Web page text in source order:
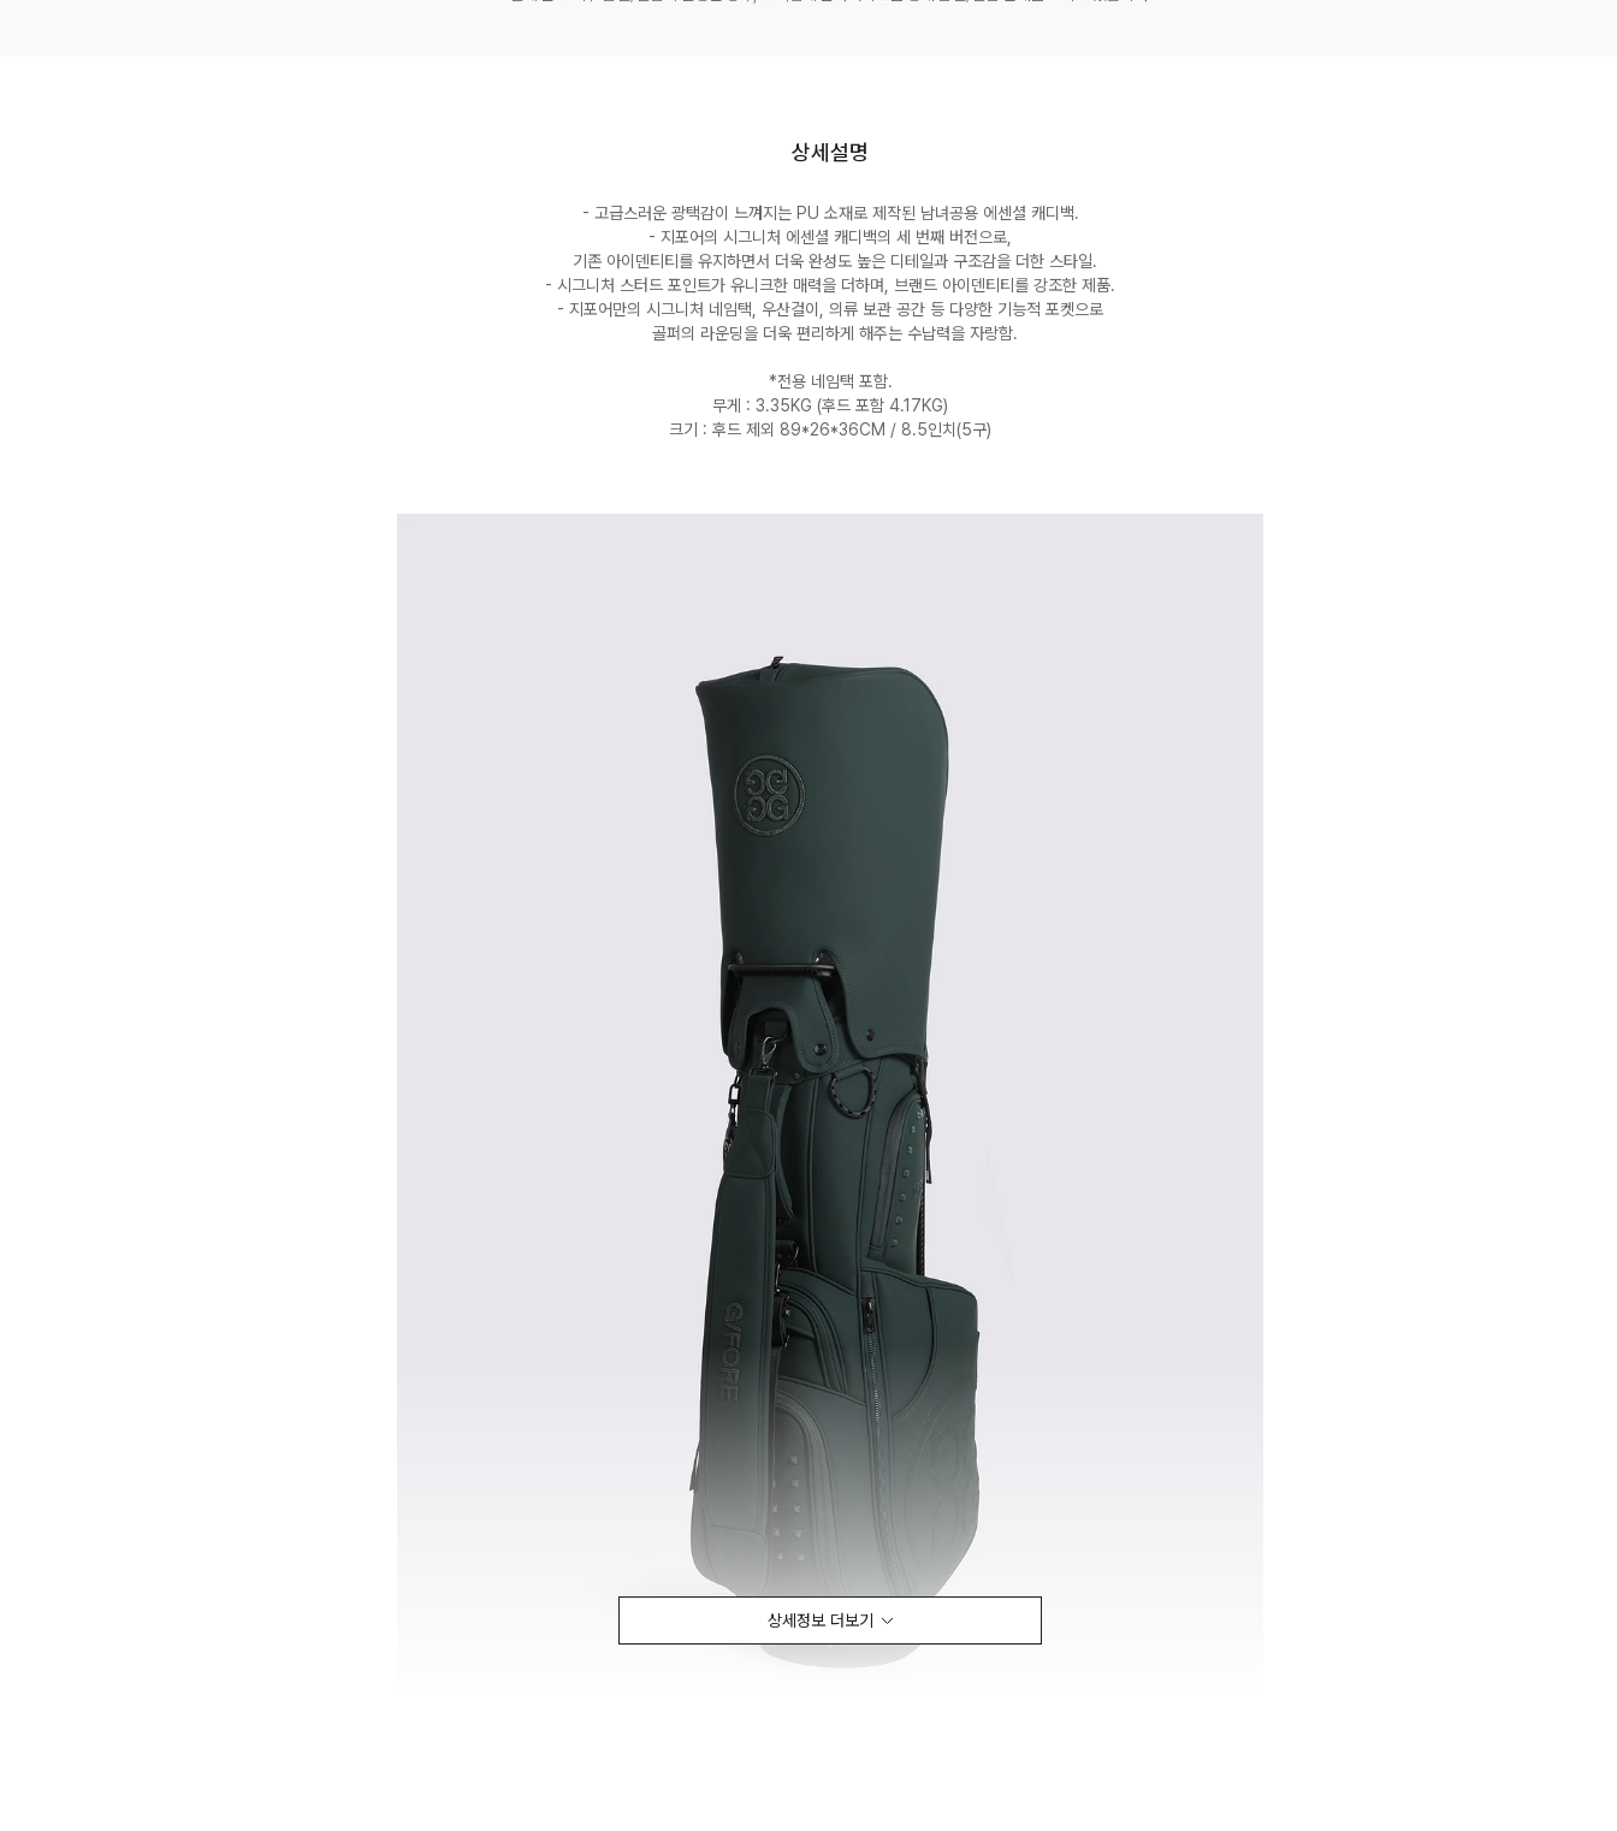
상세정보 더보기
상세설명
- 고급스러운 광택감이 느껴지는 PU 소재로 제작된 남녀공용 에센셜 캐디백.
- 지포어의 시그니처 에센셜 캐디백의 세 번째 버전으로,
기존 아이덴티티를 유지하면서 더욱 완성도 높은 디테일과 구조감을 더한 스타일.
- 시그니처 스터드 포인트가 유니크한 매력을 더하며, 브랜드 아이덴티티를 강조한 제품.
- 지포어만의 시그니처 네임택, 우산걸이, 의류 보관 공간 등 다양한 기능적 포켓으로
골퍼의 라운딩을 더욱 편리하게 해주는 수납력을 자랑함.
*전용 네임택 포함.
무게 : 3.35KG (후드 포함 4.17KG)
크기 : 후드 제외 89*26*36CM / 8.5인치(5구)